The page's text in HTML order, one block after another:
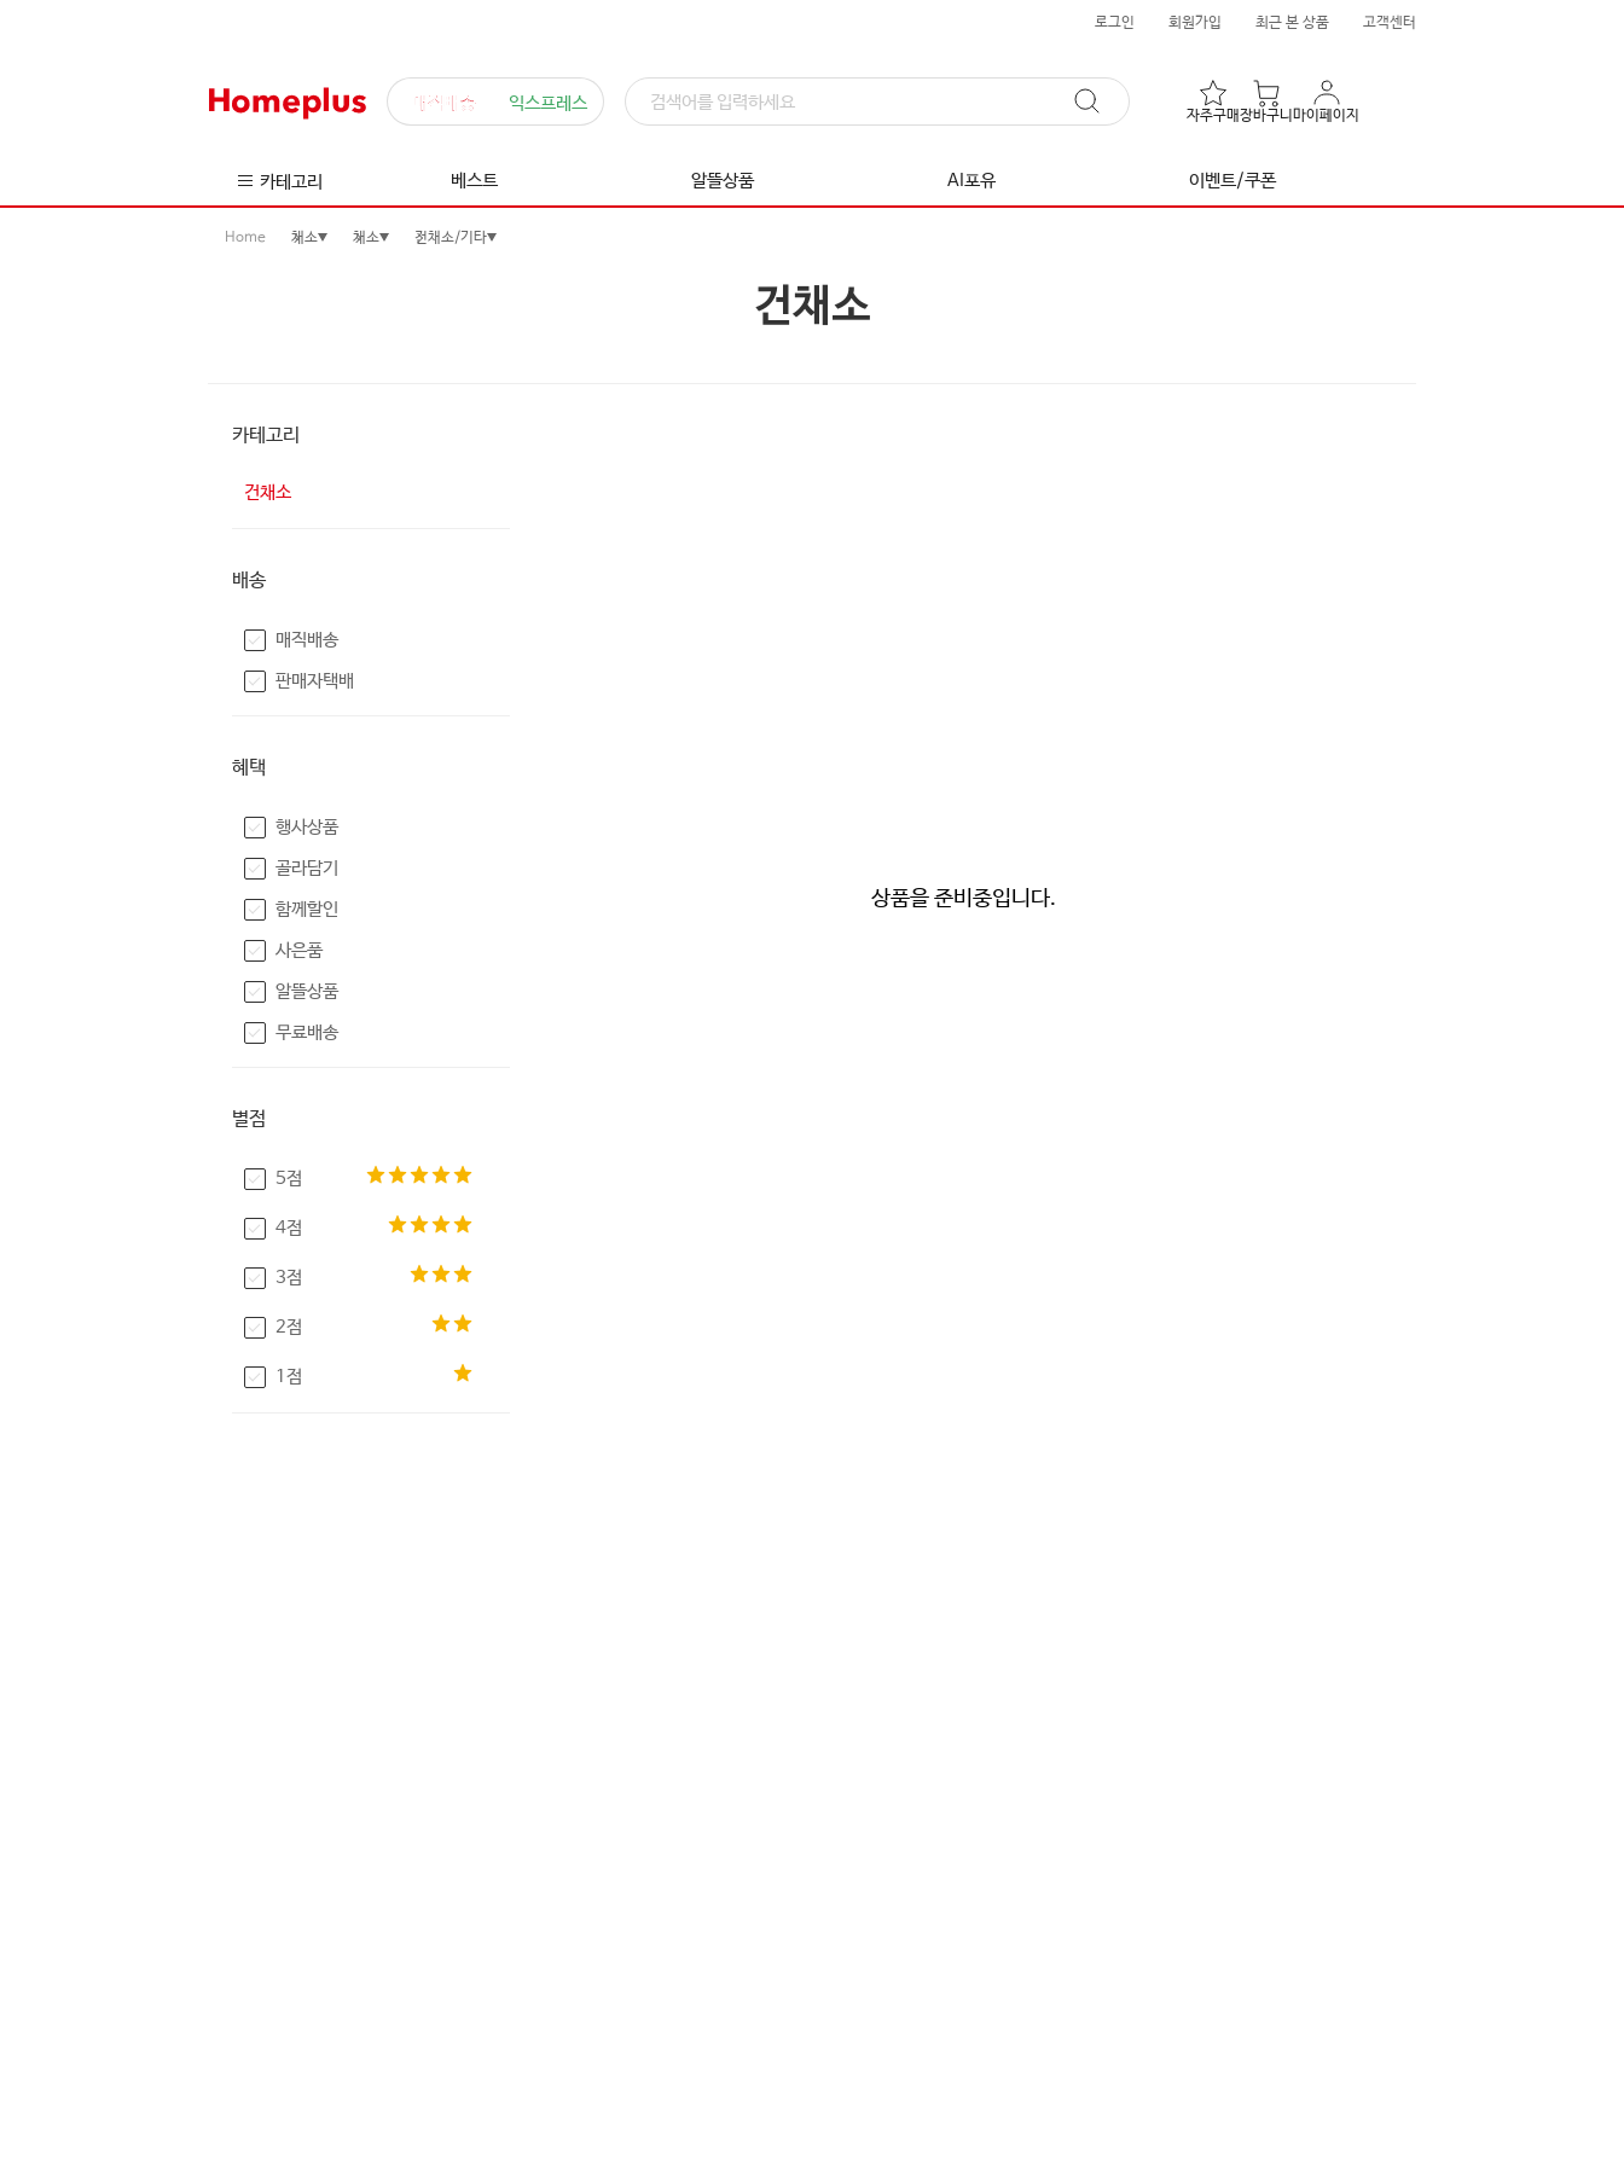
로그인 회원가입 최근 본 상품 고객센터
매직배송 익스프레스
자주구매장바구니 마이페이지
카테고리 베스트 알뜰상품 AI포유 이벤트/쿠폰
Home 채소 채소 건채소/기타
건채소
카테고리
건채소
배송
매직배송
판매자택배
혜택
행사상품
골라담기
함께할인
사은품
알뜰상품
무료배송
별점
5점
4점
3점
2점
1점
상품을 준비중입니다.